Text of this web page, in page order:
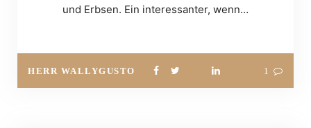
und Erbsen. Ein interessanter, wenn…
HERR WALLYGUSTO 1